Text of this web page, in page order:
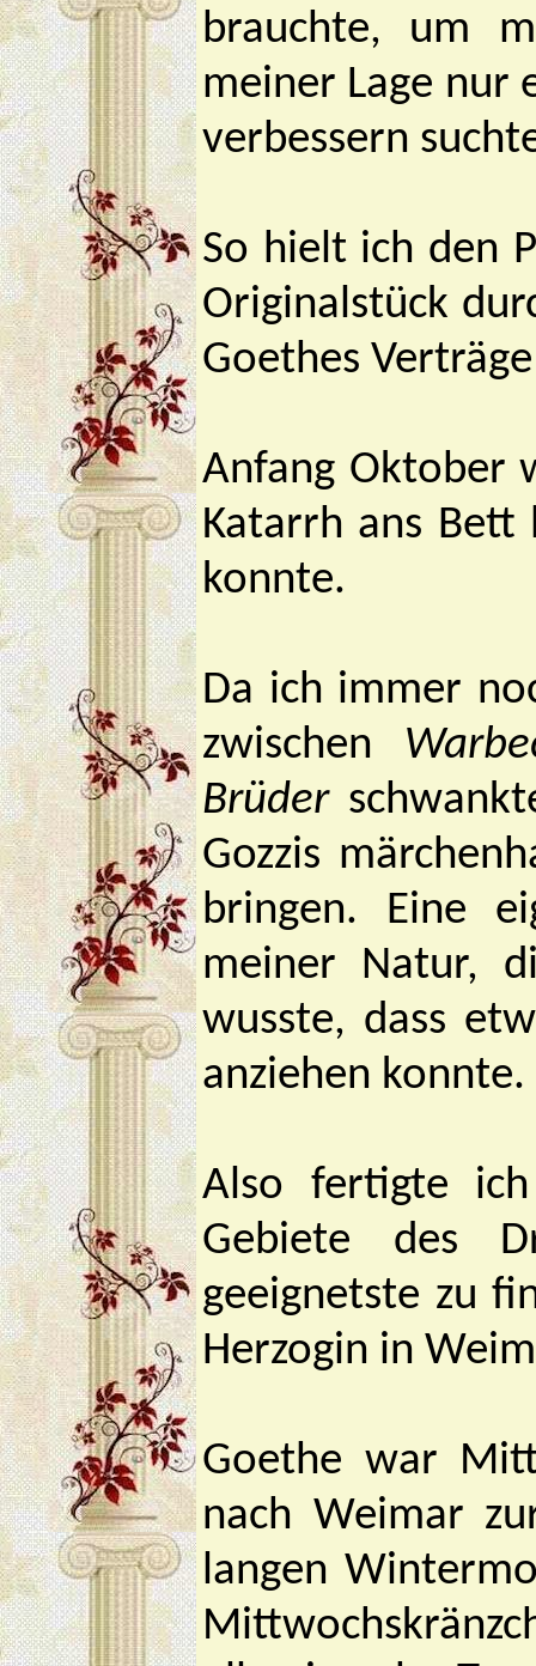
brauchte, um
meiner Lage nur
verbessern
So hielt ich den
Originalstück
Goethes
Anfang Oktober
Katarrh ans Bett
konnte.
Da ich immer
zwischen
Brüder
Gozzis
bringen. Eine
meiner Natur,
wusste, dass
anziehen konnte.
Also fertigte
Gebiete des
geeignetste zu
Herzogin in
Goethe war
nach Weimar
langen